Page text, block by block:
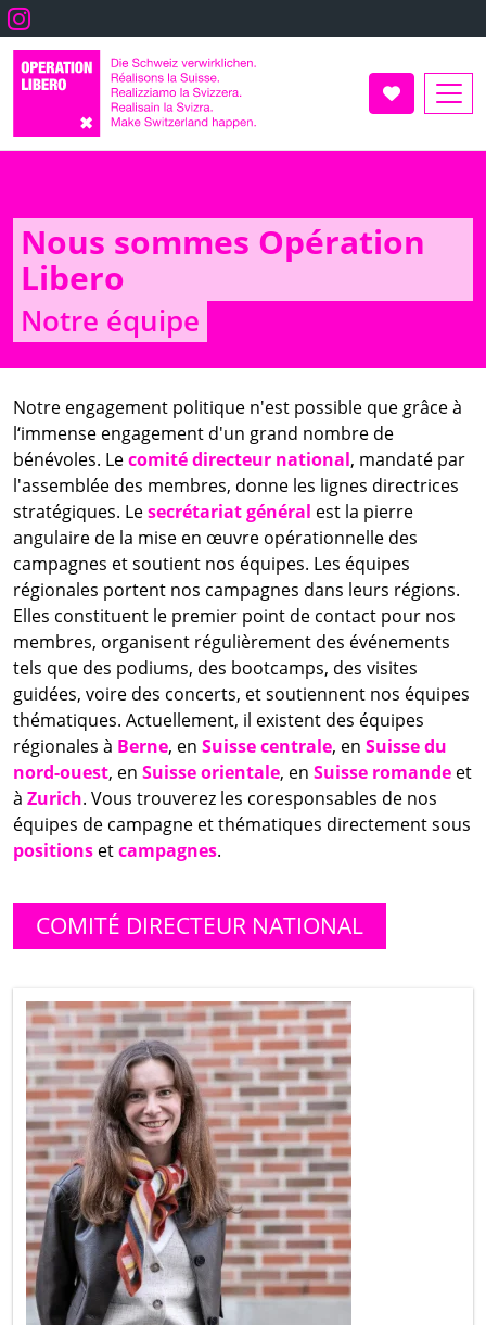
Aller
au
contenu
principal
Instagram
Faire un don
Nous sommes Opération
Libero
Notre équipe
Notre engagement politique n'est possible que grâce à
l‘immense engagement d'un grand nombre de
bénévoles. Lecomité directeur national, mandaté par
l'assemblée des membres, donne les lignes directrices
stratégiques. Lesecrétariat général est la pierre
angulaire de la mise en œuvre opérationnelle des
campagnes et soutient nos équipes. Les équipes
régionales portent nos campagnes dans leurs régions.
Elles constituent le premier point de contact pour nos
membres, organisent régulièrement des événements
tels que des podiums, des bootcamps, des visites
guidées, voire des concerts, et soutiennent nos équipes
thématiques. Actuellement, il existent des équipes
régionales à Berne, en Suisse centrale, en Suisse du
nord-ouest, en Suisse orientale, en Suisse romande et
à Zurich. Vous trouverez les coresponsables de nos
équipes de campagne et thématiques directement sous
positions etcampagnes.
COMITÉ DIRECTEUR NATIONAL